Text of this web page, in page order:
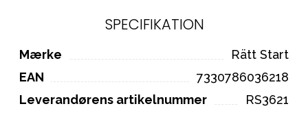
SPECIFIKATION
Mærke
Rätt Start
EAN
7330786036218
Leverandørens artikelnummer
RS3621